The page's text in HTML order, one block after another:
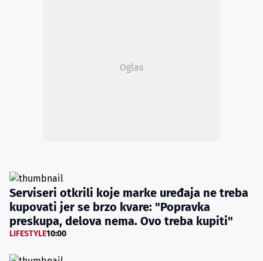
Oglas
Serviseri otkrili koje marke uređaja ne treba
kupovati jer se brzo kvare: "Popravka
preskupa, delova nema. Ovo treba kupiti"
LIFESTYLE10:00